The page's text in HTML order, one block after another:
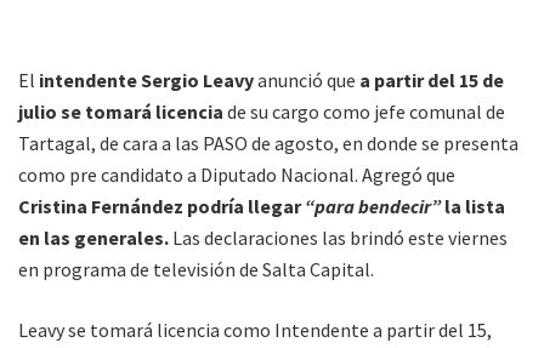
El intendente Sergio Leavyanunció que a partir del 15 de
julio se tomará licencia de su cargo como jefe comunal de
Tartagal, de cara a las PASO de agosto, en donde se presenta
como pre candidato a Diputado Nacional. Agregó que
Cristina Fernández podría llegar“para bendecir”la lista
en las generales. Las declaraciones las brindó este viernes
en programa de televisión de Salta Capital.
Leavy se tomará licencia como Intendente a partir del 15,